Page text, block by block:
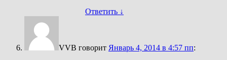
Ответить ↓
VVB говорит Январь 4, 2014 в 4:57 пп: